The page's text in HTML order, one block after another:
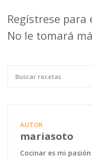
Regístrese
No le tomará
AUTOR
mariasoto
Cocinar es mi pasión